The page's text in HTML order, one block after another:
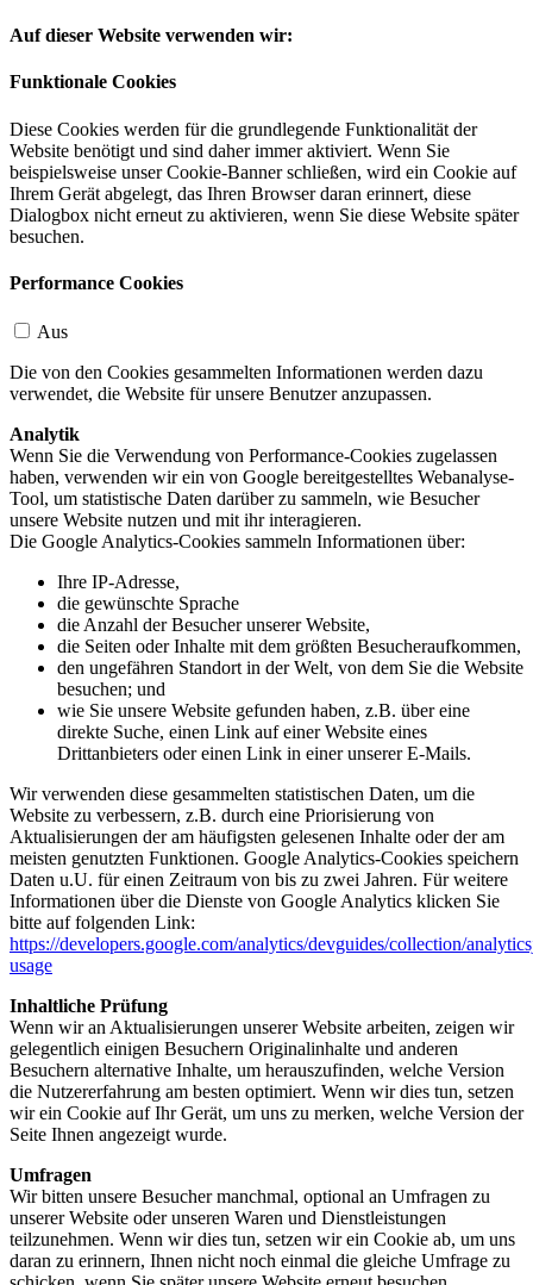
Auf dieser Website verwenden wir:
Funktionale Cookies
Diese Cookies werden für die grundlegende Funktionalität der
Website benötigt und sind daher immer aktiviert. Wenn Sie
beispielsweise unser Cookie-Banner schließen, wird ein Cookie auf
Ihrem Gerät abgelegt, das Ihren Browser daran erinnert, diese
Dialogbox nicht erneut zu aktivieren, wenn Sie diese Website später
besuchen.
Performance Cookies
Aus
Die von den Cookies gesammelten Informationen werden dazu
verwendet, die Website für unsere Benutzer anzupassen.
Analytik
Wenn Sie die Verwendung von Performance-Cookies zugelassen
haben, verwenden wir ein von Google bereitgestelltes Webanalyse-
Tool, um statistische Daten darüber zu sammeln, wie Besucher
unsere Website nutzen und mit ihr interagieren.
Die Google Analytics-Cookies sammeln Informationen über:
Ihre IP-Adresse,
die gewünschte Sprache
die Anzahl der Besucher unserer Website,
die Seiten oder Inhalte mit dem größten Besucheraufkommen,
den ungefähren Standort in der Welt, von dem Sie die Website
besuchen; und
wie Sie unsere Website gefunden haben, z.B. über eine
direkte Suche, einen Link auf einer Website eines
Drittanbieters oder einen Link in einer unserer E-Mails.
Wir verwenden diese gesammelten statistischen Daten, um die
Website zu verbessern, z.B. durch eine Priorisierung von
Aktualisierungen der am häufigsten gelesenen Inhalte oder der am
meisten genutzten Funktionen. Google Analytics-Cookies speichern
Daten u.U. für einen Zeitraum von bis zu zwei Jahren. Für weitere
Informationen über die Dienste von Google Analytics klicken Sie
bitte auf folgenden Link:
https://developers.google.com/analytics/devguides/collection/
usage
Inhaltliche Prüfung
Wenn wir an Aktualisierungen unserer Website arbeiten, zeigen wir
gelegentlich einigen Besuchern Originalinhalte und anderen
Besuchern alternative Inhalte, um herauszufinden, welche Version
die Nutzererfahrung am besten optimiert. Wenn wir dies tun, setzen
wir ein Cookie auf Ihr Gerät, um uns zu merken, welche Version der
Seite Ihnen angezeigt wurde.
Umfragen
Wir bitten unsere Besucher manchmal, optional an Umfragen zu
unserer Website oder unseren Waren und Dienstleistungen
teilzunehmen. Wenn wir dies tun, setzen wir ein Cookie ab, um uns
daran zu erinnern, Ihnen nicht noch einmal die gleiche Umfrage zu